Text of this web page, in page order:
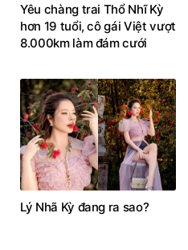
Yêu chàng trai Thổ Nhĩ Kỳ
hơn 19 tuổi, cô gái Việt vượt
8.000km làm đám cưới
Lý Nhã Kỳ đang ra sao?